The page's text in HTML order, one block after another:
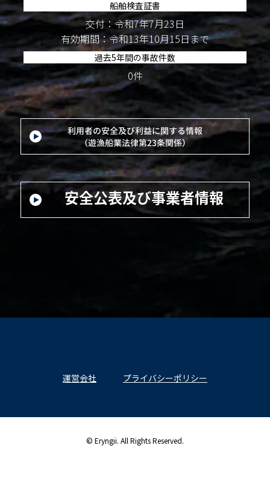
船舶検査証書
交付：令和7年7月23日
有効期間：令和13年10月15日まで
過去5年間の事故件数
0件
運営会社 プライバシーポリシー
© Eryngii. All Rights Reserved.